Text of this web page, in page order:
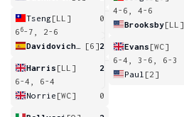
Tseng[LL]
0
6 6-7, 2-6
[6]2
Harris [LL]
2
6-4, 6-4
Norrie [WC] 0
4-6, 4-6
Brooksby[LL]
Evans [WC]
6-4, 3-6, 6-3
Paul [2]